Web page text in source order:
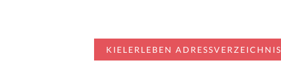
KIELERLEBEN ADRESSVERZEICHNIS